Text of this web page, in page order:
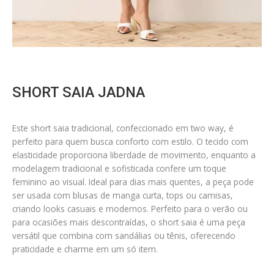
SHORT SAIA JADNA
Este short saia tradicional, confeccionado em two way, é
perfeito para quem busca conforto com estilo. O tecido com
elasticidade proporciona liberdade de movimento, enquanto a
modelagem tradicional e sofisticada confere um toque
feminino ao visual. Ideal para dias mais quentes, a peça pode
ser usada com blusas de manga curta, tops ou camisas,
criando looks casuais e modernos. Perfeito para o verão ou
para ocasiões mais descontraídas, o short saia é uma peça
versátil que combina com sandálias ou tênis, oferecendo
praticidade e charme em um só item.